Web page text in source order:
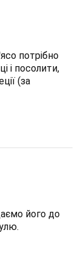
потрібно
і посолити,
(за
його до